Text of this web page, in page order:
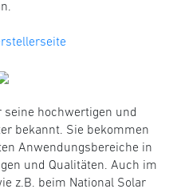
hochwertigen und
bekannt. Sie bekommen
Anwendungsbereiche in
und Qualitäten. Auch im
z.B. beim National Solar